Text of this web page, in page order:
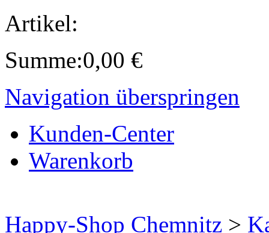
Artikel:
Summe:0,00 €
Navigation überspringen
Kunden-Center
Warenkorb
Happy-Shop Chemnitz >